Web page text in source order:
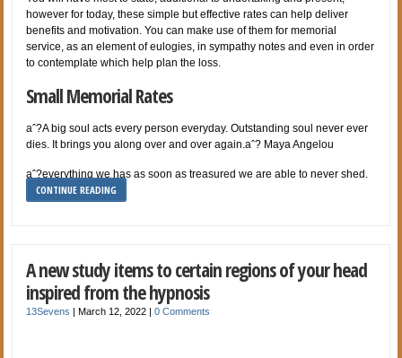
however for today, these simple but effective rates can help deliver
benefits and motivation. You can make use of them for memorial
service, as an element of eulogies, in sympathy notes and even in order
to contemplate which help plan the loss.
Small Memorial Rates
aˆ?A big soul acts every person everyday. Outstanding soul never ever
dies. It brings you along over and over again.aˆ? Maya Angelou
aˆ?everything we has as soon as treasured we are able to never shed.
CONTINUE READING
A new study items to certain regions of your head
inspired from the hypnosis
13Sevens |March 12, 2022 |0 Comments